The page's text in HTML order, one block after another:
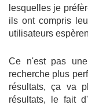
lesquelles je
ils ont compris
utilisateurs
Ce n'est pas
recherche plus
résultats, ça va
résultats, le fait